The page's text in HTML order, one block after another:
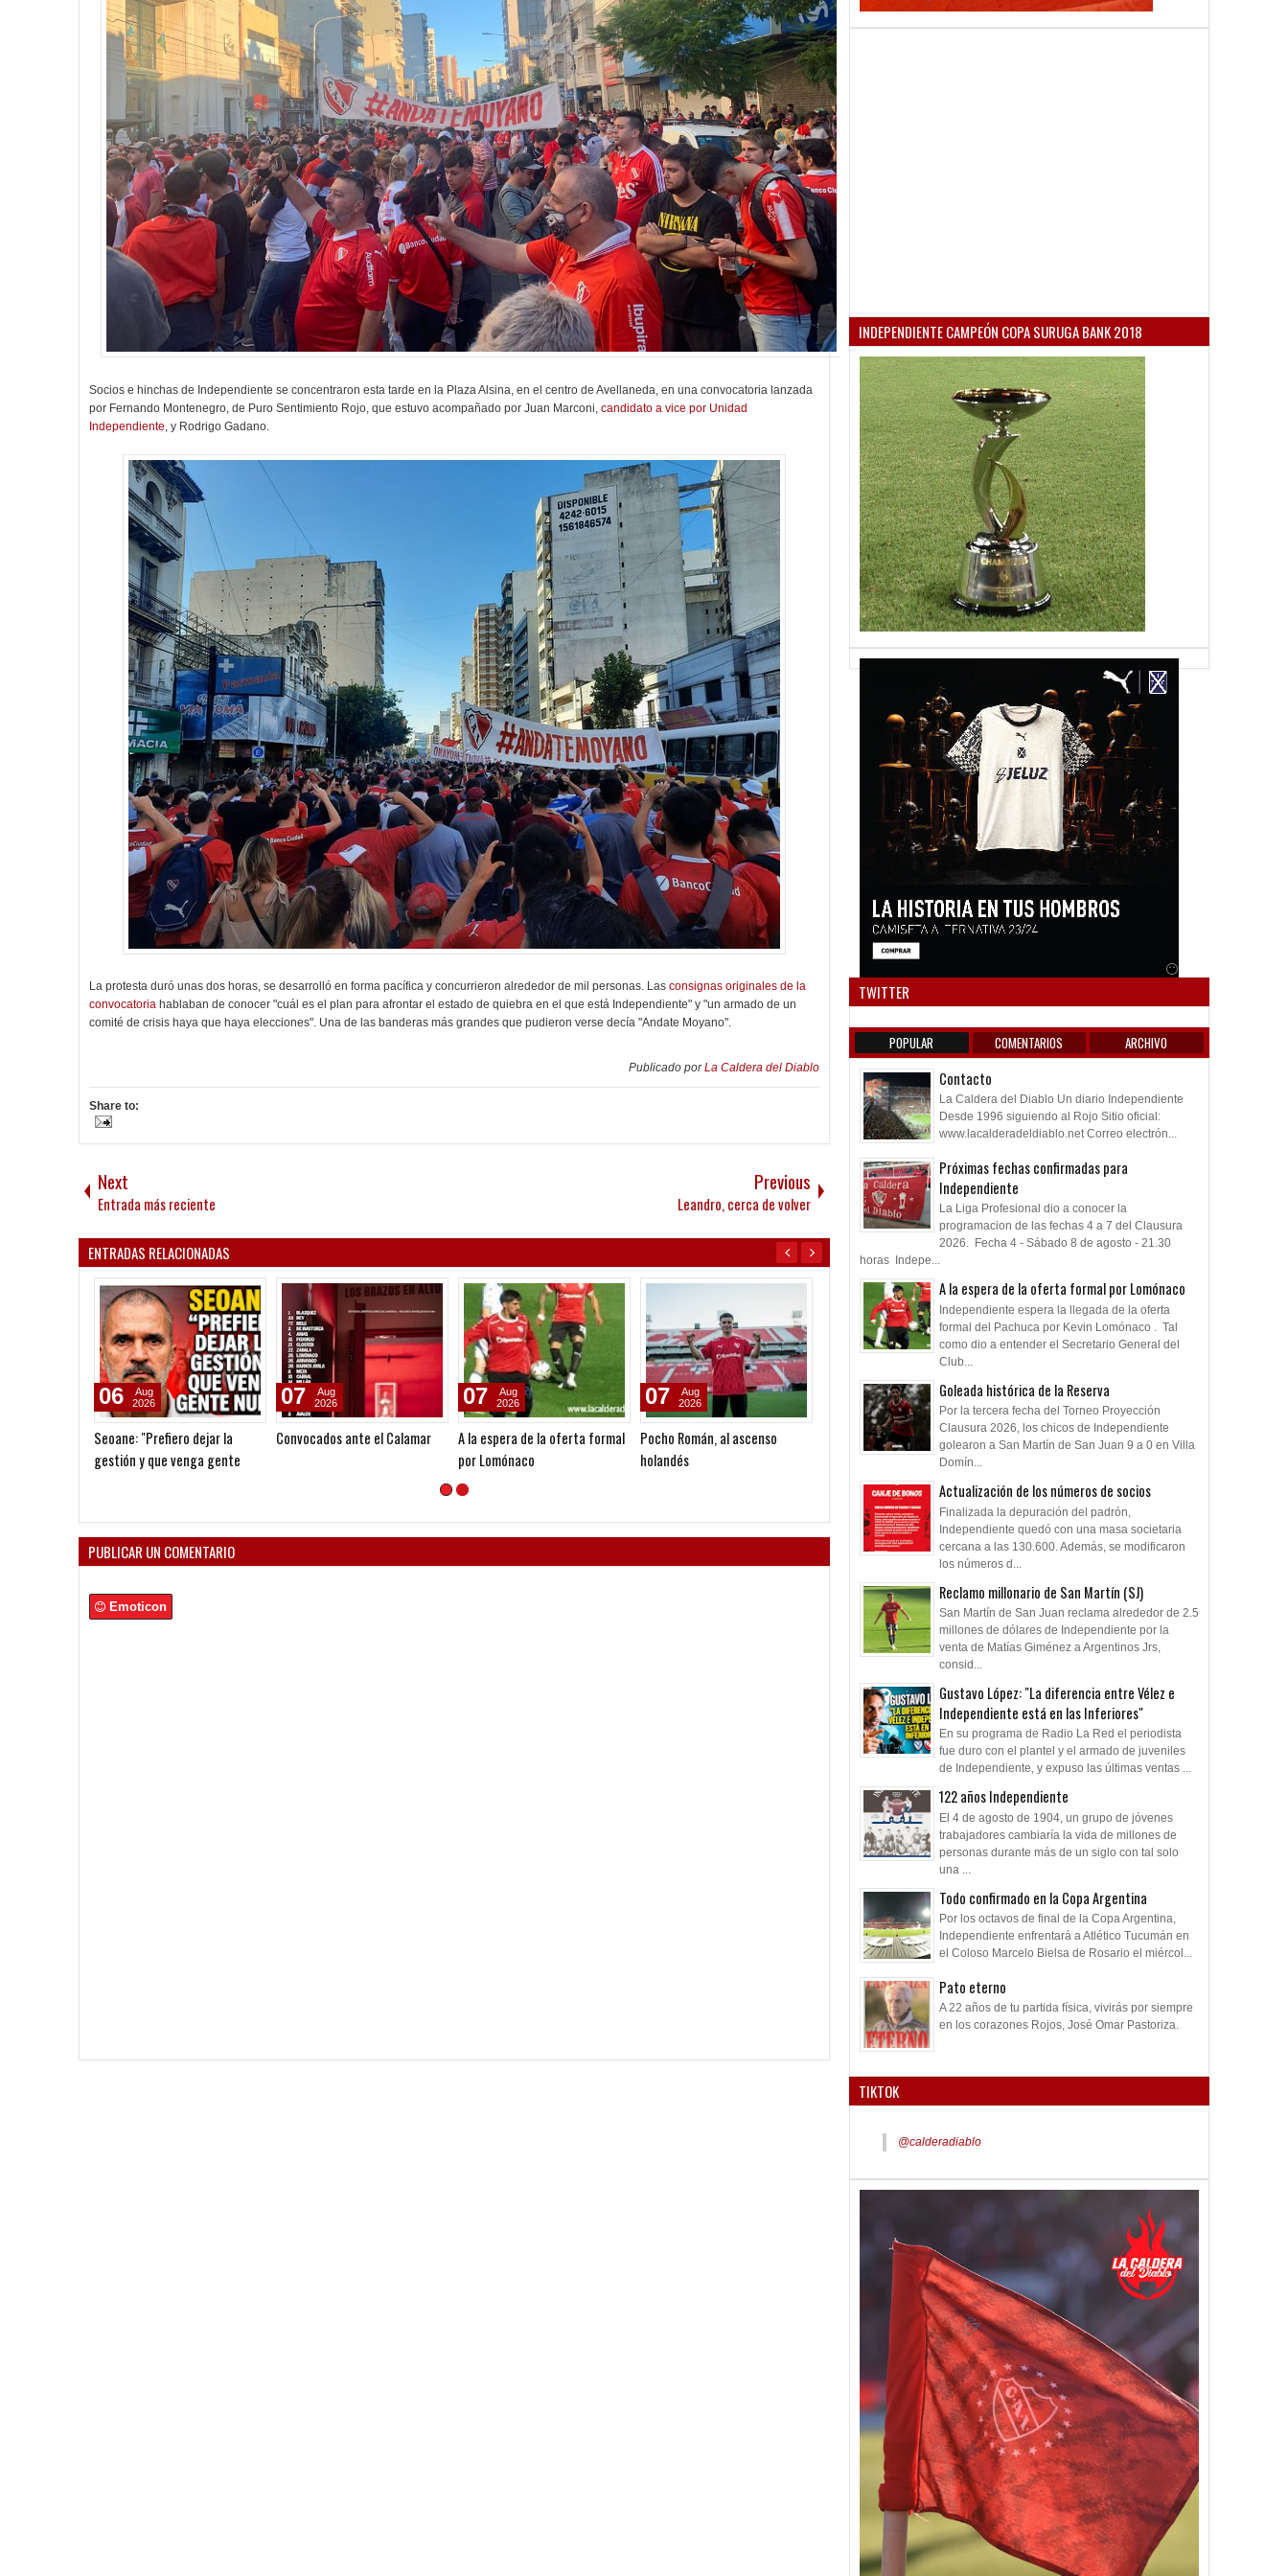
Socios e hinchas de Independiente se concentraron esta tarde en la Plaza Alsina, en el centro de Avellaneda, en una convocatoria lanzada
por Fernando Montenegro, de Puro Sentimiento Rojo, que estuvo acompañado por Juan Marconi, candidato a vice por Unidad
Independiente , y Rodrigo Gadano.
La protesta duró unas dos horas, se desarrolló en forma pacífica y concurrieron alrededor de mil personas. Las consignas originales de la
convocatoria hablaban de conocer "cuál es el plan para afrontar el estado de quiebra en el que está Independiente" y "un armado de un
comité de crisis haya que haya elecciones". Una de las banderas más grandes que pudieron verse decía "Andate Moyano".
Publicado porLa Caldera del Diablo
Share to:
Next
Entrada más reciente
Previous
Leandro, cerca de volver
ENTRADAS RELACIONADAS
Seoane: "Prefiero dejar la
gestión y que venga gente
06
Aug
2026
Convocados ante el Calamar
07
Aug
2026
A la espera de la oferta formal
por Lomónaco
07
Aug
2026
Pocho Román, al ascenso
holandés
07
Aug
2026
Le pagó a Olimpia
Aug
2026
Todo confirmado en la Copa
05
Aug
Miguel Ángel
PUBLICAR UN COMENTARIO
Emoticon
INDEPENDIENTE CAMPEÓN COPA SURUGA BANK 2018
TWITTER
POPULAR COMENTARIOS ARCHIVO
Contacto
La Caldera del Diablo Un diario Independiente
Desde 1996 siguiendo al Rojo Sitio oficial:
www.lacalderadeldiablo.net Correo electrón...
Próximas fechas confirmadas para
Independiente
La Liga Profesional dio a conocer la
programacion de las fechas 4 a 7 del Clausura
2026. Fecha 4 - Sábado 8 de agosto - 21.30
horas Indepe...
A la espera de la oferta formal por Lomónaco
Independiente espera la llegada de la oferta
formal del Pachuca por Kevin Lomónaco . Tal
como dio a entender el Secretario General del
Club...
Goleada histórica de la Reserva
Por la tercera fecha del Torneo Proyección
Clausura 2026, los chicos de Independiente
golearon a San Martín de San Juan 9 a 0 en Villa
Domín...
Actualización de los números de socios
Finalizada la depuración del padrón,
Independiente quedó con una masa societaria
cercana a las 130.600. Además, se modificaron
los números d...
Reclamo millonario de San Martín (SJ)
San Martín de San Juan reclama alrededor de 2.5
millones de dólares de Independiente por la
venta de Matías Giménez a Argentinos Jrs,
consid...
Gustavo López: "La diferencia entre Vélez e
Independiente está en las Inferiores"
En su programa de Radio La Red el periodista
fue duro con el plantel y el armado de juveniles
de Independiente, y expuso las últimas ventas ...
122 años Independiente
El 4 de agosto de 1904, un grupo de jóvenes
trabajadores cambiaría la vida de millones de
personas durante más de un siglo con tal solo
una ...
Todo confirmado en la Copa Argentina
Por los octavos de final de la Copa Argentina,
Independiente enfrentará a Atlético Tucumán en
el Coloso Marcelo Bielsa de Rosario el miércol...
Pato eterno
A 22 años de tu partida física, vivirás por siempre
en los corazones Rojos, José Omar Pastoriza.
TIKTOK
@calderadiablo